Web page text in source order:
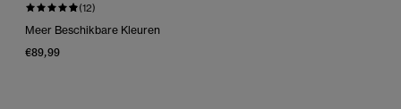
(12)
Meer Beschikbare Kleuren
€89,99